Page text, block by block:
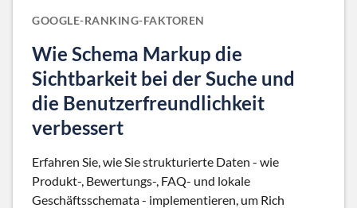
GOOGLE-RANKING-FAKTOREN
Wie Schema Markup die
Sichtbarkeit bei der Suche und
die Benutzerfreundlichkeit
verbessert
Erfahren Sie, wie Sie strukturierte Daten - wie
Produkt-, Bewertungs-, FAQ- und lokale
Geschäftsschemata - implementieren, um Rich